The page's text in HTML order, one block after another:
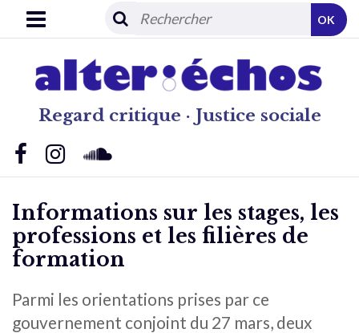
Regard critique · Justice sociale
OK
Informations sur les stages, les
professions et les filières de
formation
Parmi les orientations prises par ce
gouvernement conjoint du 27 mars, deux